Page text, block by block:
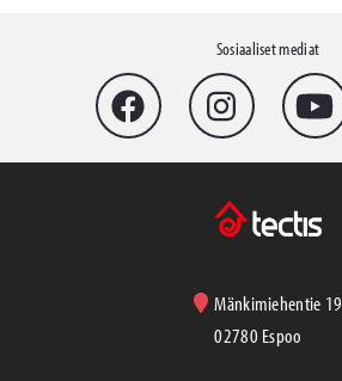
Sosiaaliset mediat
Mänkimiehentie 19
02780 Espoo